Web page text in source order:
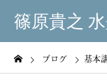
篠原貴之
ブログ 基本